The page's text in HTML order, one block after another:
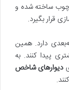
ساخته شده و
قرار بگیرد.
دارد. همین
پیدا کنند. به
دیوارهای شاخص